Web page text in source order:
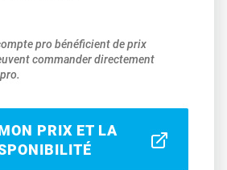
pro bénéficient de prix
commander directement
PRIX ET LA